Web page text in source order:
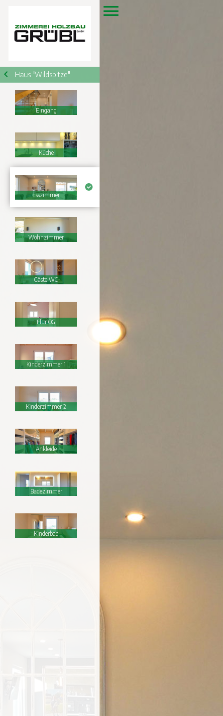
Haus "Wildspitze"
Eingang
Küche
Esszimmer
Wohnzimmer
Gäste WC
Flur OG
Kinderzimmer 1
Kinderzimmer 2
Ankleide
Badezimmer
Kinderbad